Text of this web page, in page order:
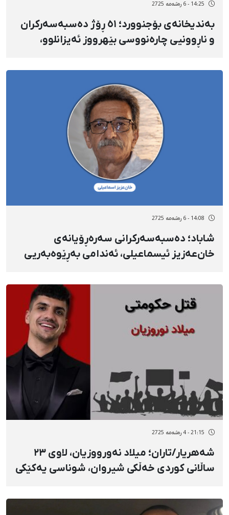
14:25 - 6 رەشەمه 2725
بەندیخانەی بۆجنوورد؛ ٥١ ڕۆژ دەسبەسەرکران
و ناڕوونیی چارەنووسی بێهرووز ئەیزانلوو،
کرێچی
14:08 - 6 رەشەمه 2725
شاباد؛ دەسبەسەرکرانی سەرەڕۆیانەی
خان‌عەزیز ئیسماعیلی، ئەندامی بەڕێوەبەریی
21:15 - 4 رەشەمه 2725
شەهریار/تاران؛ میلاد نەورووزیان، لاوی ٢٣
ساڵانی کوردی خەڵکی شیروان، شوناسی یەکێکی